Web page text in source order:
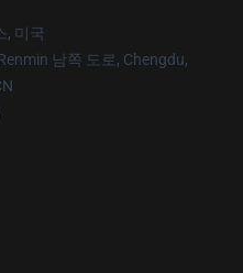
, 미국
남쪽 도로, Chengdu,